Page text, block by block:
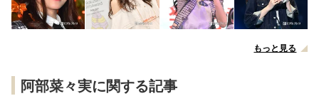
もっと見る
阿部菜々実に関する記事